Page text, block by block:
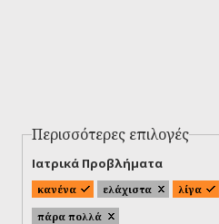
Περισσότερες επιλογές
Ιατρικά Προβλήματα
κανένα ελάχιστα λίγα
πάρα πολλά